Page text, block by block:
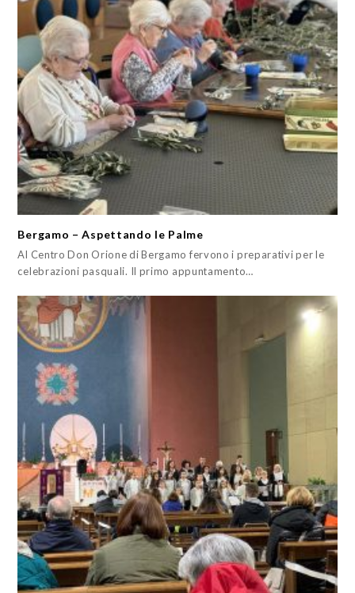
Bergamo – Aspettando le Palme
Al Centro Don Orione di Bergamo fervono i preparativi per le
celebrazioni pasquali. Il primo appuntamento…